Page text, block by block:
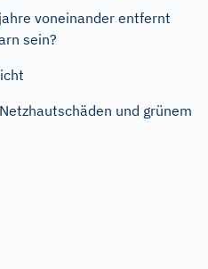
voneinander entfernt
sein?
und grünem